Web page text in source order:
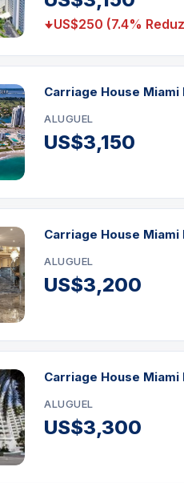
US$250 (7.4%
Carriage House
ALUGUEL
US$3,150
Carriage House Miami
ALUGUEL
US$3,200
Carriage House Miami
ALUGUEL
US$3,300